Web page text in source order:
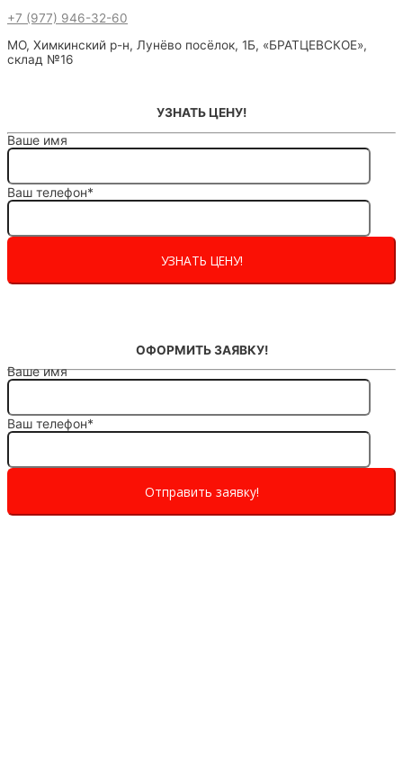
+7 (977) 946-32-60
МО, Химкинский р-н, Лунёво посёлок, 1Б, «БРАТЦЕВСКОЕ»,
склад №16
УЗНАТЬ ЦЕНУ!
Ваше имя
Ваш телефон*
ОФОРМИТЬ ЗАЯВКУ!
Ваше имя
Ваш телефон*